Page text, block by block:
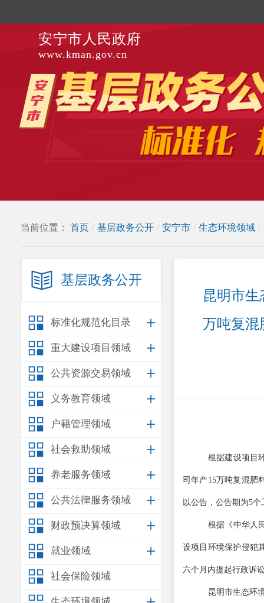
安宁市人民政府
www.kman.gov.cn
当前位置： 首页 / 基层政务公开 / 安宁市 / 生态环境领域 /
基层政务公开
标准化规范化目录
重大建设项目领域
公共资源交易领域
义务教育领域
户籍管理领域
社会救助领域
养老服务领域
公共法律服务领域
财政预决算领域
就业领域
社会保险领域
昆明市生
万吨复混
根据建设项目
司年产15万吨复混肥
以公告，公告期为5个
根据《中华人
设项目环境保护侵犯
六个月内提起行政诉
昆明市生态环